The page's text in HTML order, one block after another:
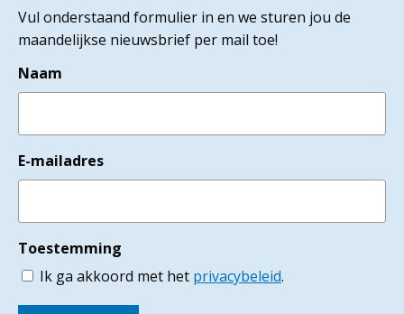
Vul onderstaand formulier in en we sturen jou de
maandelijkse nieuwsbrief per mail toe!
Naam
E-mailadres
Toestemming
Ik ga akkoord met het privacybeleid.